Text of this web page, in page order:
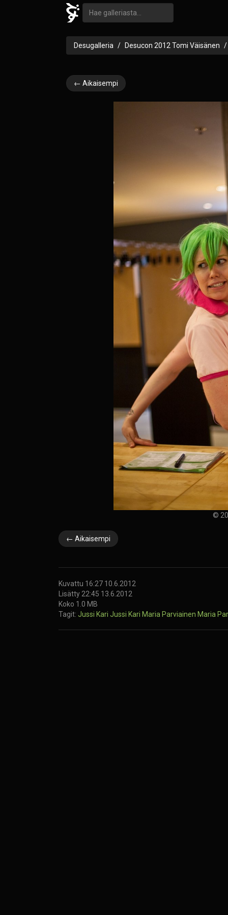
Desugalleria Desucon 2012 Tomi Väisänen
← Aikaisempi
©
← Aikaisempi
Kuvattu 16:27 10.6.2012
Lisätty 22:45 13.6.2012
Koko 1.0 MB
Tagit: Jussi Kari Jussi Kari Maria Parviainen Maria